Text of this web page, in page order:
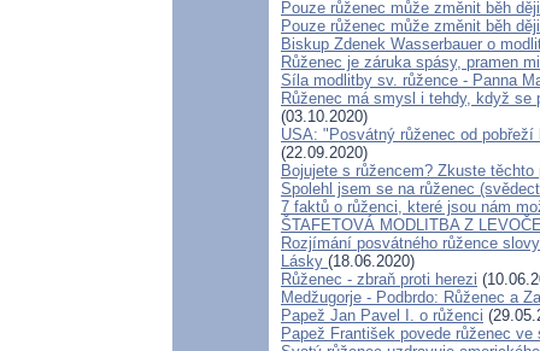
Pouze růženec může změnit běh
Pouze růženec může změnit běh
Biskup Zdenek Wasserbauer o
Růženec je záruka spásy, pramen
Síla modlitby sv. růžence - Panna
Růženec má smysl i tehdy, když
(03.10.2020)
USA: "Posvátný růženec od
(22.09.2020)
Bojujete s růžencem? Zkuste
Spolehl jsem se na růženec
7 faktů o růženci, které jsou nám
ŠTAFETOVÁ MODLITBA Z
Rozjímání posvátného růžence
Lásky (18.06.2020)
Růženec - zbraň proti herezi
Medžugorje - Podbrdo: Růženec a
Papež Jan Pavel I. o růženci
Papež František povede růženec